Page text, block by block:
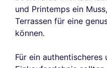
und Printemps ein
Terrassen für eine
können.
Für ein authentischeres